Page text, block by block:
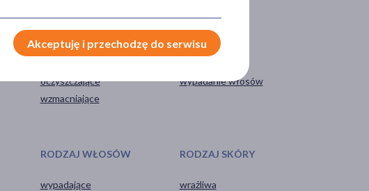
DZIAŁANIE/WŁAŚCIWOŚCI
oczyszczające
wzmacniające
PROBLEM
wypadanie włosów
RODZAJ WŁOSÓW
wypadające
RODZAJ SKÓRY
wrażliwa
Akceptuję i przechodzę do serwisu